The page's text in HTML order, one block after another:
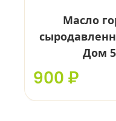
Масло
Дом
900 ₽